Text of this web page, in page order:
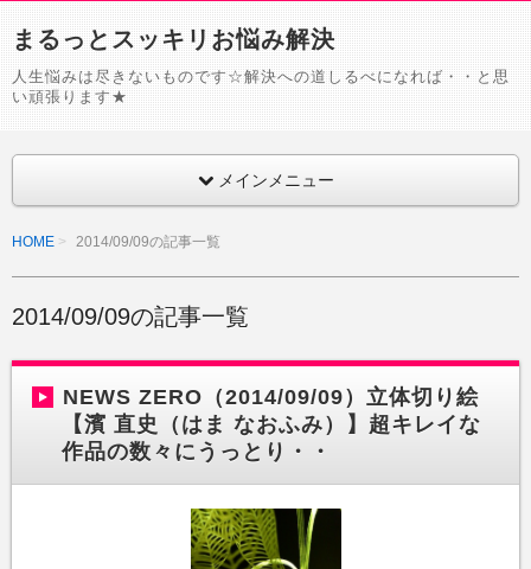
まるっとスッキリお悩み解決
人生悩みは尽きないものです☆解決への道しるべになれば・・と思
い頑張ります★
メインメニュー
HOME 2014/09/09の記事一覧
2014/09/09の記事一覧
NEWS ZERO（2014/09/09）立体切り絵
【濱 直史（はま なおふみ）】超キレイな
作品の数々にうっとり・・